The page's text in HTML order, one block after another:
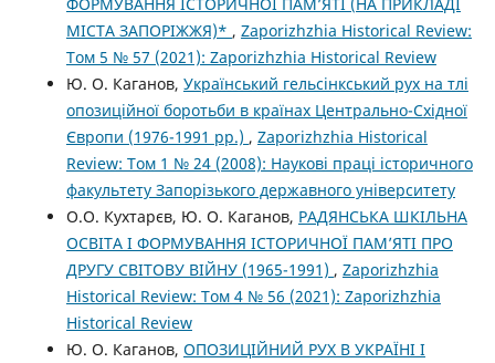
МІСТА ЗАПОРІЖЖЯ)* , Zaporizhzhia Historical Review:
Том 5 № 57 (2021): Zaporizhzhia Historical Review
Ю. О. Каганов, Український гельсінкський рух на тлі
опозиційної боротьби в країнах Центрально-Східної
Європи (1976-1991 рр.) , Zaporizhzhia Historical
Review: Том 1 № 24 (2008): Наукові праці історичного
факультету Запорізького державного університету
О.О. Кухтарєв, Ю. О. Каганов, РАДЯНСЬКА ШКІЛЬНА
ОСВІТА І ФОРМУВАННЯ ІСТОРИЧНОЇ ПАМ’ЯТІ ПРО
ДРУГУ СВІТОВУ ВІЙНУ (1965-1991) , Zaporizhzhia
Historical Review: Том 4 № 56 (2021): Zaporizhzhia
Historical Review
Ю. О. Каганов, ОПОЗИЦІЙНИЙ РУХ В УКРАЇНІ І